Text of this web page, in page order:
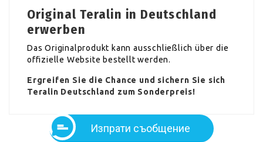
Original Teralin in Deutschland
erwerben
Das Originalprodukt kann ausschließlich über die
offizielle Website bestellt werden.
Ergreifen Sie die Chance und sichern Sie sich
Teralin Deutschland zum Sonderpreis!
Изпрати съобщение